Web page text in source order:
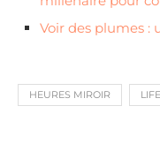
Voir des plumes :
HEURES MIROIR